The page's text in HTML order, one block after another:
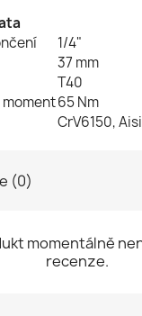
1/4"
37 mm
T40
65 Nm
CrV6150,
(0)
momentálně
recenze.